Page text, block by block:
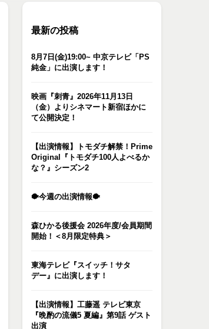
最新の投稿
8月7日(金)19:00~ 中京テレビ「PS
純金」に出演します！
映画『刺青』2026年11月13日
（金）よりシネマート新宿ほかに
て公開決定！
【出演情報】トモダチ解禁！Prime
Original『トモダチ100人よべるか
な？』シーズン2
🐡今週の出演情報🐡
森ひかる後援会 2026年度/会員期間
開始！＜8月限定特典＞
東海テレビ『スイッチ！サタ
デー』に出演します！
【出演情報】工藤遥 テレビ東京
『晩酌の流儀5 夏編』第9話 ゲスト
出演